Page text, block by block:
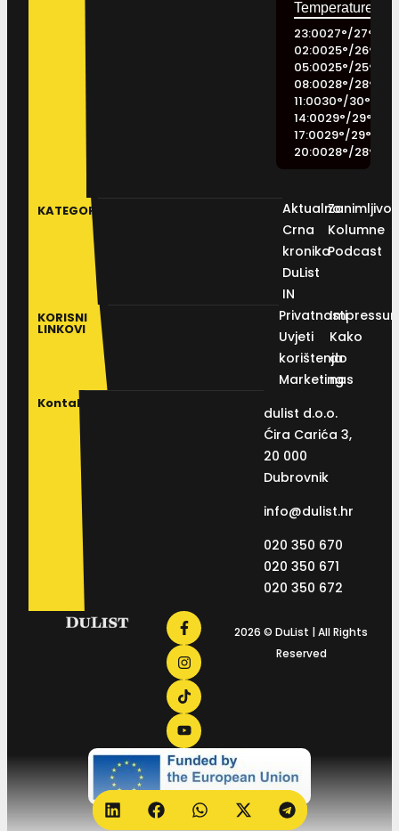
23:0027°/27°
02:0025°/26°
05:0025°/25°
08:0028°/28°
11:0030°/30°
14:0029°/29°
17:0029°/29°
20:0028°/28°
KATEGORIJE
Aktualno
Crna
kronika
DuList
IN
Kolumne
Podcast
KORISNI
LINKOVI
Privatnosti
Uvjeti
korištenja
Marketing
Kako
do
nas
Kontakt
dulist d.o.o.
Ćira Carića 3,
20 000
Dubrovnik
info@dulist.hr
020 350 670
020 350 671
020 350 672
2026 © DuList | All Rights
Reserved